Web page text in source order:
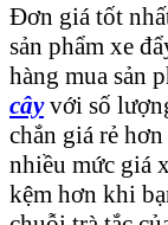
Đơn giá tốt
sản phẩm xe
hàng mua sản
câyvới số
chắn giá rẻ
nhiều mức giá
kệm hơn khi